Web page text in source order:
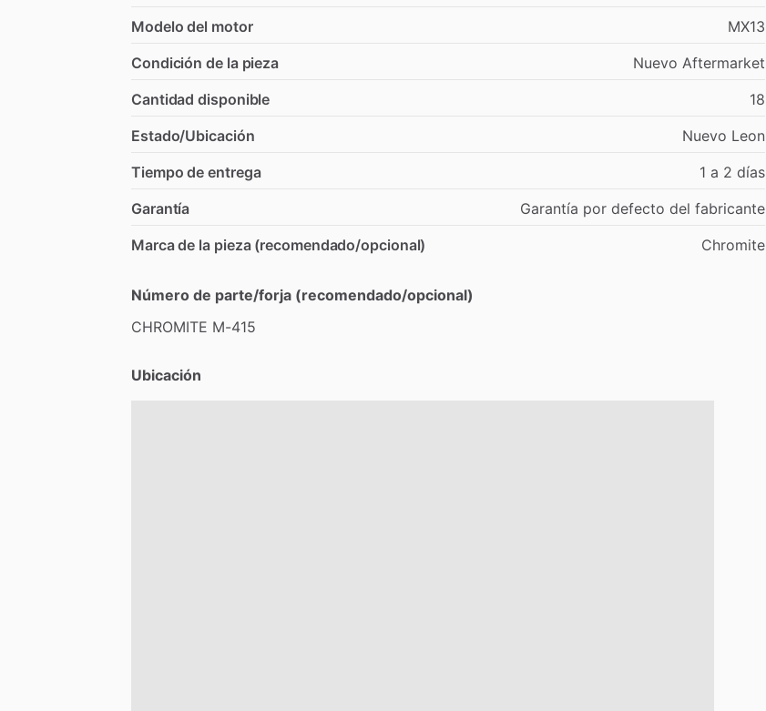
Modelo del motor
MX13
Condición de la pieza
Nuevo Aftermarket
Cantidad disponible
18
Estado/Ubicación
Nuevo Leon
Tiempo de entrega
1 a 2 días
Garantía
Garantía por defecto del fabricante
Marca de la pieza (recomendado/opcional)
Chromite
Número de parte/forja (recomendado/opcional)
CHROMITE M-415
Ubicación